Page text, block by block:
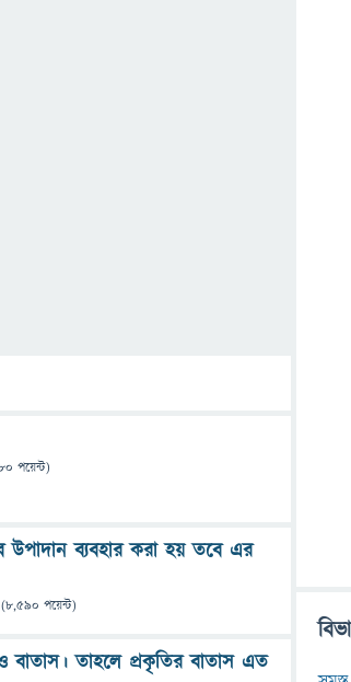
পয়েন্ট)
উপাদান ব্যবহার করা হয় তবে এর
(8,590 পয়েন্ট)
বাতাস। তাহলে প্রকৃতির বাতাস এত